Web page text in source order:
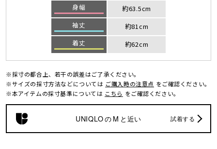
身幅
約63.5cm
袖丈
約81cm
着丈
約62cm
※採寸の都合上、若干の誤差はご了承ください。
※サイズの採寸方法などについては ご購入時の注意点 をご確認ください。
※本アイテムの採寸基準については こちら をご確認ください。
UNIQLOの M と近い 試着する